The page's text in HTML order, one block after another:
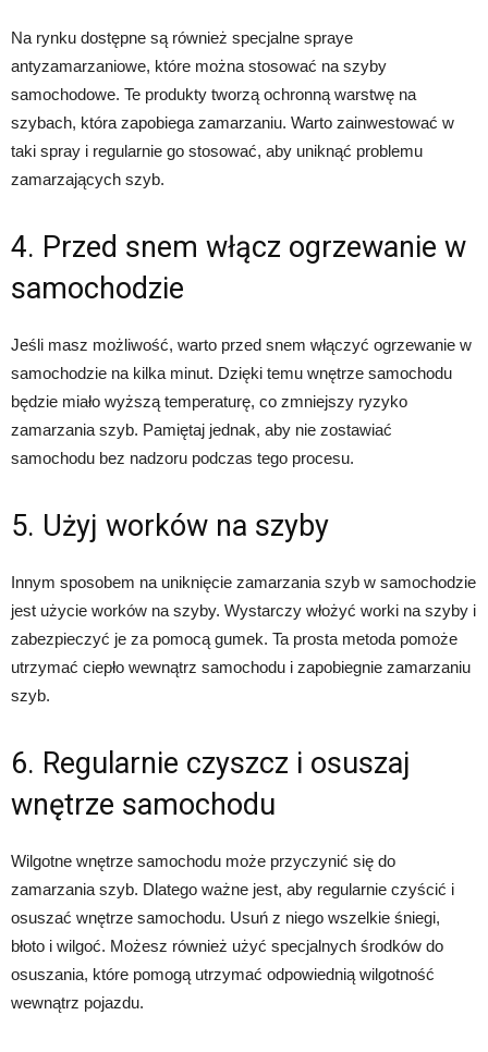
Na rynku dostępne są również specjalne spraye
antyzamarzaniowe, które można stosować na szyby
samochodowe. Te produkty tworzą ochronną warstwę na
szybach, która zapobiega zamarzaniu. Warto zainwestować w
taki spray i regularnie go stosować, aby uniknąć problemu
zamarzających szyb.
4. Przed snem włącz ogrzewanie w
samochodzie
Jeśli masz możliwość, warto przed snem włączyć ogrzewanie w
samochodzie na kilka minut. Dzięki temu wnętrze samochodu
będzie miało wyższą temperaturę, co zmniejszy ryzyko
zamarzania szyb. Pamiętaj jednak, aby nie zostawiać
samochodu bez nadzoru podczas tego procesu.
5. Użyj worków na szyby
Innym sposobem na uniknięcie zamarzania szyb w samochodzie
jest użycie worków na szyby. Wystarczy włożyć worki na szyby i
zabezpieczyć je za pomocą gumek. Ta prosta metoda pomoże
utrzymać ciepło wewnątrz samochodu i zapobiegnie zamarzaniu
szyb.
6. Regularnie czyszcz i osuszaj
wnętrze samochodu
Wilgotne wnętrze samochodu może przyczynić się do
zamarzania szyb. Dlatego ważne jest, aby regularnie czyścić i
osuszać wnętrze samochodu. Usuń z niego wszelkie śniegi,
błoto i wilgoć. Możesz również użyć specjalnych środków do
osuszania, które pomogą utrzymać odpowiednią wilgotność
wewnątrz pojazdu.